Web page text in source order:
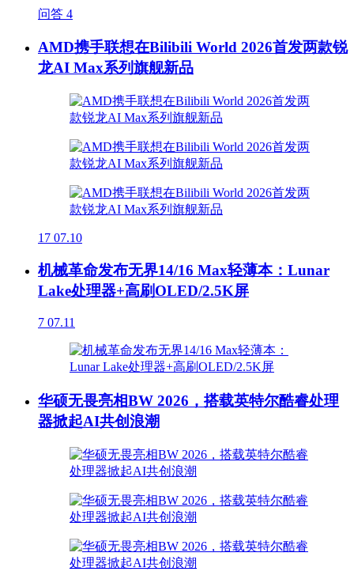
问答 4
AMD携手联想在Bilibili World 2026首发两款锐
龙AI Max系列旗舰新品
17 07.10
机械革命发布无界14/16 Max轻薄本：Lunar
Lake处理器+高刷OLED/2.5K屏
7 07.11
华硕无畏亮相BW 2026，搭载英特尔酷睿处理
器掀起AI共创浪潮